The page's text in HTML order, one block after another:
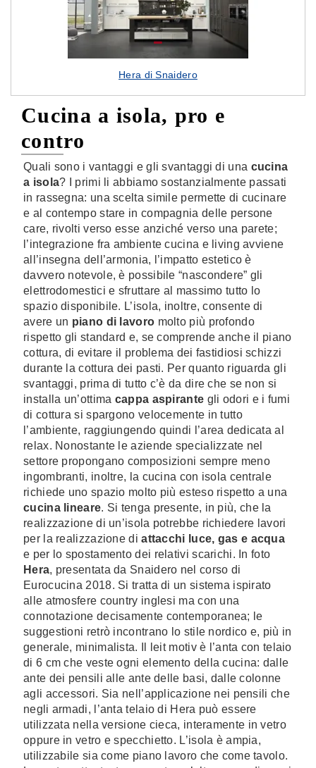
Hera di Snaidero
Cucina a isola, pro e
contro
Quali sono i vantaggi e gli svantaggi di una cucina
a isola? I primi li abbiamo sostanzialmente passati
in rassegna: una scelta simile permette di cucinare
e al contempo stare in compagnia delle persone
care, rivolti verso esse anziché verso una parete;
l’integrazione fra ambiente cucina e living avviene
all’insegna dell’armonia, l’impatto estetico è
davvero notevole, è possibile “nascondere” gli
elettrodomestici e sfruttare al massimo tutto lo
spazio disponibile. L’isola, inoltre, consente di
avere un piano di lavoro molto più profondo
rispetto gli standard e, se comprende anche il piano
cottura, di evitare il problema dei fastidiosi schizzi
durante la cottura dei pasti. Per quanto riguarda gli
svantaggi, prima di tutto c’è da dire che se non si
installa un’ottima cappa aspirante gli odori e i fumi
di cottura si spargono velocemente in tutto
l’ambiente, raggiungendo quindi l’area dedicata al
relax. Nonostante le aziende specializzate nel
settore propongano composizioni sempre meno
ingombranti, inoltre, la cucina con isola centrale
richiede uno spazio molto più esteso rispetto a una
cucina lineare. Si tenga presente, in più, che la
realizzazione di un’isola potrebbe richiedere lavori
per la realizzazione diattacchi luce, gas e acqua
e per lo spostamento dei relativi scarichi. In foto
Hera, presentata da Snaidero nel corso di
Eurocucina 2018. Si tratta di un sistema ispirato
alle atmosfere country inglesi ma con una
connotazione decisamente contemporanea; le
suggestioni retrò incontrano lo stile nordico e, più in
generale, minimalista. Il leit motiv è l’anta con telaio
di 6 cm che veste ogni elemento della cucina: dalle
ante dei pensili alle ante delle basi, dalle colonne
agli accessori. Sia nell’applicazione nei pensili che
negli armadi, l’anta telaio di Hera può essere
utilizzata nella versione cieca, interamente in vetro
oppure in vetro e specchietto. L’isola è ampia,
utilizzabile sia come piano lavoro che come tavolo.